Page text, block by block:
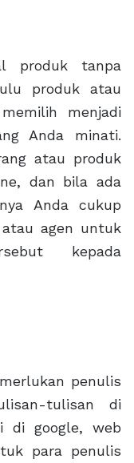
produk tanpa
produk atau
menjadi
Anda minati.
atau produk
dan bila ada
Anda cukup
agen untuk
kepada
penulis
tulisan di
di google, web
para penulis